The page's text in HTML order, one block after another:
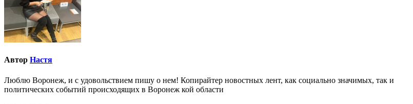
Автор Настя
Люблю Воронеж, и с удовольствием пишу о нем! Копирайтер новостных лент, как социально значимых, так и
политических событий происходящих в Воронеж кой области